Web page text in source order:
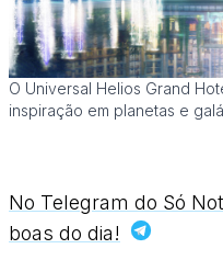
O Universal Helios Grand
inspiração em planetas e
No Telegram do Só
boas do dia!